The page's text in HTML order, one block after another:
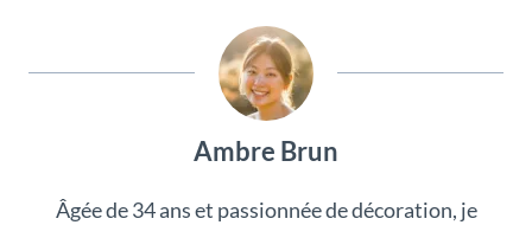
Ambre Brun
Âgée de 34 ans et passionnée de décoration, je